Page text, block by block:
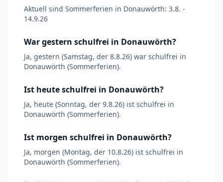
Aktuell sind Sommerferien in Donauwörth: 3.8. -
14.9.26
War gestern schulfrei in Donauwörth?
Ja, gestern (Samstag, der 8.8.26) war schulfrei in
Donauwörth (Sommerferien).
Ist heute schulfrei in Donauwörth?
Ja, heute (Sonntag, der 9.8.26) ist schulfrei in
Donauwörth (Sommerferien).
Ist morgen schulfrei in Donauwörth?
Ja, morgen (Montag, der 10.8.26) ist schulfrei in
Donauwörth (Sommerferien).